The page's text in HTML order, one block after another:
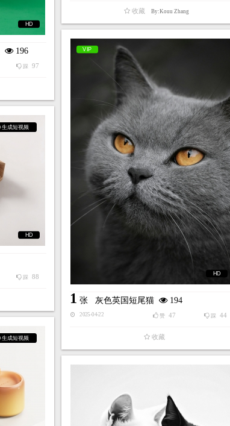
HD
196
踩 97
收藏 By:Kouu Zhang
VIP
HD
1 张 灰色英国短尾猫 194
2025-04-22 踩 44
赞 47
收藏
生成短视频
HD
踩 88
生成短视频